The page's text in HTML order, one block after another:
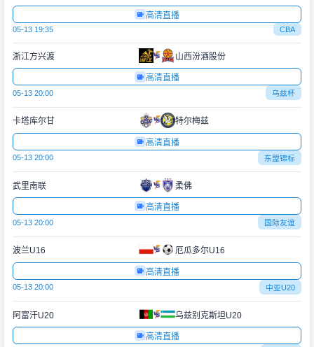
高清直播
05-13 19:35 CBA
浙江方兴渡 山西汾酒股份
高清直播
05-13 20:00 乌兹杯
卡塔库尔甘 特尔梅兹
高清直播
05-13 20:00 东盟锦标
武里南联 柔佛
高清直播
05-13 20:00 国际友谊
波兰U16 厄瓜多尔U16
高清直播
05-13 20:00 中亚U20
阿富汗U20 乌兹别克斯坦U20
高清直播